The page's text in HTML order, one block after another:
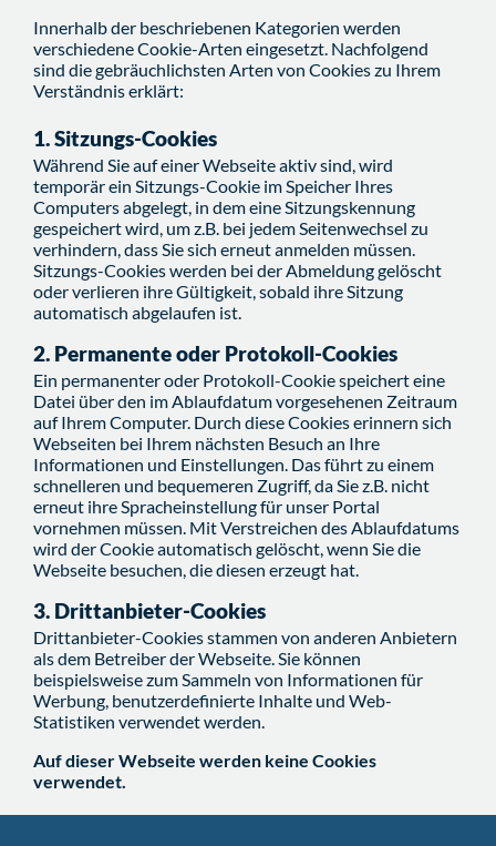
Innerhalb der beschriebenen Kategorien werden
verschiedene Cookie-Arten eingesetzt. Nachfolgend
sind die gebräuchlichsten Arten von Cookies zu Ihrem
Verständnis erklärt:
1. Sitzungs-Cookies
Während Sie auf einer Webseite aktiv sind, wird
temporär ein Sitzungs-Cookie im Speicher Ihres
Computers abgelegt, in dem eine Sitzungskennung
gespeichert wird, um z.B. bei jedem Seitenwechsel zu
verhindern, dass Sie sich erneut anmelden müssen.
Sitzungs-Cookies werden bei der Abmeldung gelöscht
oder verlieren ihre Gültigkeit, sobald ihre Sitzung
automatisch abgelaufen ist.
2. Permanente oder Protokoll-Cookies
Ein permanenter oder Protokoll-Cookie speichert eine
Datei über den im Ablaufdatum vorgesehenen Zeitraum
auf Ihrem Computer. Durch diese Cookies erinnern sich
Webseiten bei Ihrem nächsten Besuch an Ihre
Informationen und Einstellungen. Das führt zu einem
schnelleren und bequemeren Zugriff, da Sie z.B. nicht
erneut ihre Spracheinstellung für unser Portal
vornehmen müssen. Mit Verstreichen des Ablaufdatums
wird der Cookie automatisch gelöscht, wenn Sie die
Webseite besuchen, die diesen erzeugt hat.
3. Drittanbieter-Cookies
Drittanbieter-Cookies stammen von anderen Anbietern
als dem Betreiber der Webseite. Sie können
beispielsweise zum Sammeln von Informationen für
Werbung, benutzerdefinierte Inhalte und Web-
Statistiken verwendet werden.
Auf dieser Webseite werden keine Cookies
verwendet.